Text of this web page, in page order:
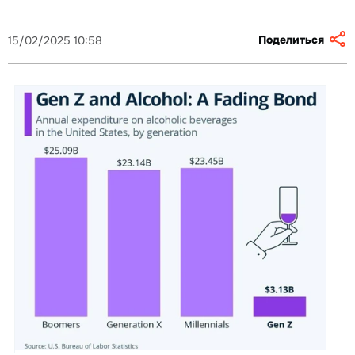
15/02/2025 10:58 Поделиться